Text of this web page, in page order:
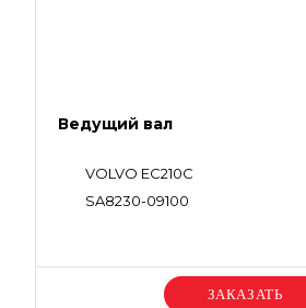
Ведущий вал
VOLVO EC210C
SA8230-09100
Уточняйте цену